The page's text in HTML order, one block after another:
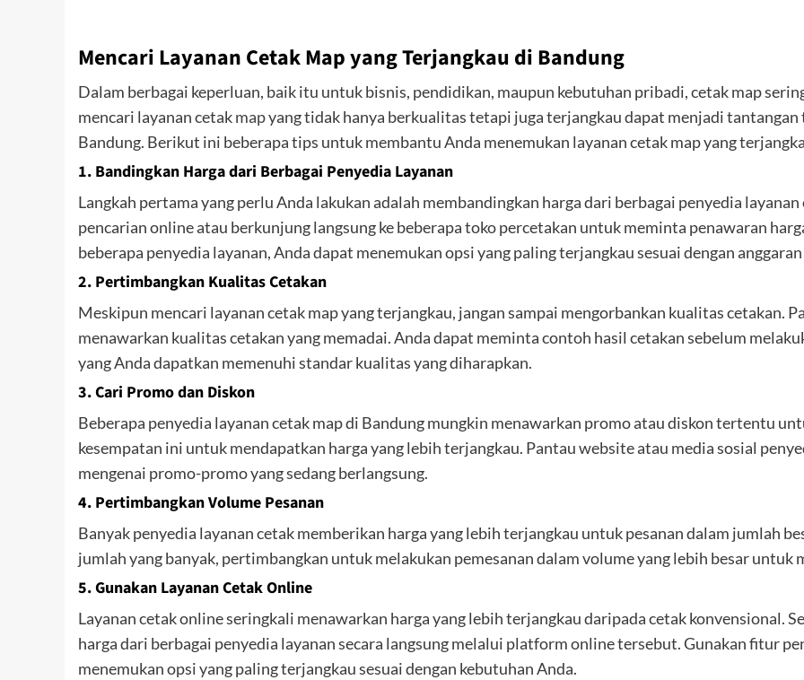
Mencari Layanan Cetak Map yang Terjangkau di Bandung
Dalam berbagai keperluan, baik itu untuk bisnis, pendidikan, maupun kebutuhan pribadi, cetak map
mencari layanan cetakmapyang tidak hanya berkualitas tetapi juga terjangkau dapat menjadi
Bandung. Berikut ini beberapa tips untuk membantu Anda menemukan layanan cetak map yang
1. Bandingkan Harga dari Berbagai Penyedia Layanan
Langkah pertama yang perlu Anda lakukan adalah membandingkan harga dari berbagai penyedia
pencarian online atau berkunjung langsung ke beberapa toko percetakan untuk meminta penawaran
beberapa penyedia layanan, Anda dapat menemukan opsi yang paling terjangkau sesuai dengan
2. Pertimbangkan Kualitas Cetakan
Meskipun mencari layanan cetak map yang terjangkau, jangan sampai mengorbankan kualitas cetakan.
menawarkan kualitas cetakan yang memadai. Anda dapat meminta contoh hasil cetakan sebelum
yang Anda dapatkan memenuhi standar kualitas yang diharapkan.
3.Cari Promo dan Diskon
Beberapa penyedia layanan cetak map di Bandung mungkin menawarkan promo atau diskon tertentu
kesempatan ini untuk mendapatkan harga yang lebih terjangkau. Pantau website atau media sosial
mengenai promo-promo yang sedang berlangsung.
4. Pertimbangkan Volume Pesanan
Banyak penyedia layanan cetak memberikan harga yang lebih terjangkau untuk pesanan dalam jumlah
jumlah yang banyak, pertimbangkan untuk melakukan pemesanan dalam volume yang lebih besar untuk
5.Gunakan Layanan Cetak Online
Layanan cetak online seringkali menawarkan harga yang lebih terjangkau daripada cetak konvensional.
harga dari berbagai penyedia layanan secara langsung melalui platform online tersebut. Gunakan fitur
menemukan opsi yang paling terjangkau sesuai dengan kebutuhan Anda.